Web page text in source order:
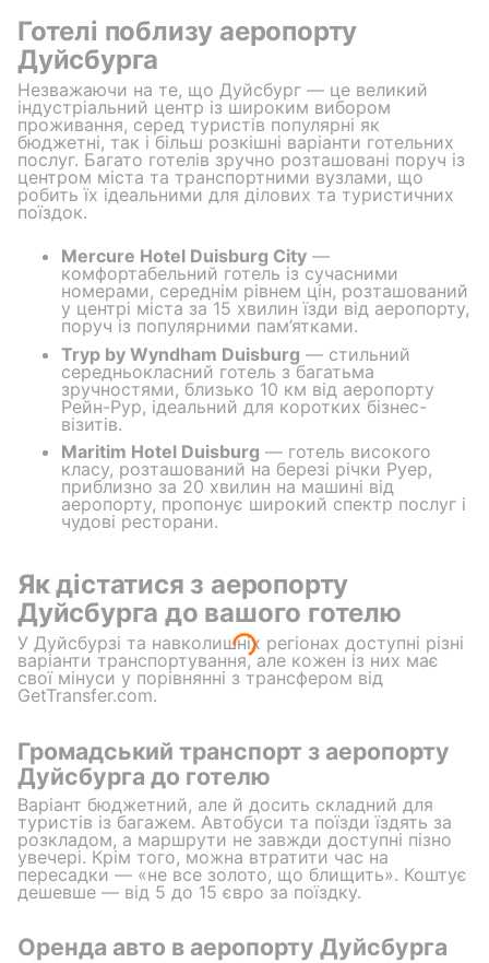
Готелі поблизу аеропорту
Дуйсбурга
Незважаючи на те, що Дуйсбург — це великий
індустріальний центр із широким вибором
проживання, серед туристів популярні як
бюджетні, так і більш розкішні варіанти готельних
послуг. Багато готелів зручно розташовані поруч із
центром міста та транспортними вузлами, що
робить їх ідеальними для ділових та туристичних
поїздок.
Mercure Hotel Duisburg City —
комфортабельний готель із сучасними
номерами, середнім рівнем цін, розташований
у центрі міста за 15 хвилин їзди від аеропорту,
поруч із популярними пам’ятками.
Tryp by Wyndham Duisburg — стильний
середньокласний готель з багатьма
зручностями, близько 10 км від аеропорту
Рейн-Рур, ідеальний для коротких бізнес-
візитів.
Maritim Hotel Duisburg — готель високого
класу, розташований на березі річки Руер,
приблизно за 20 хвилин на машині від
аеропорту, пропонує широкий спектр послуг і
чудові ресторани.
Як дістатися з аеропорту
Дуйсбурга до вашого готелю
У Дуйсбурзі та навколишніх регіонах доступні різні
варіанти транспортування, але кожен із них має
свої мінуси у порівнянні з трансфером від
GetTransfer.com.
Громадський транспорт з аеропорту
Дуйсбурга до готелю
Варіант бюджетний, але й досить складний для
туристів із багажем. Автобуси та поїзди їздять за
розкладом, а маршрути не завжди доступні пізно
увечері. Крім того, можна втратити час на
пересадки — «не все золото, що блищить». Коштує
дешевше — від 5 до 15 євро за поїздку.
Оренда авто в аеропорту Дуйсбурга